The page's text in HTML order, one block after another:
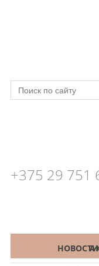
+375 29 751
КАТАЛОГНОВОСТИ